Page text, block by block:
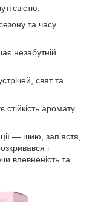
та часу
незабутній
свят та
стійкість аромату
— шию, зап’ястя,
і
впевненість та